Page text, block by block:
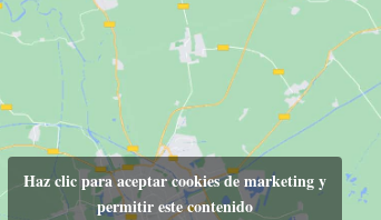
Haz clic para aceptar cookies de marketing y
permitir este contenido